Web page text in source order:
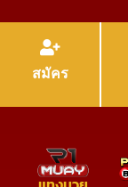
สมัคร